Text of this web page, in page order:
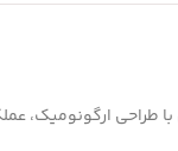
با طراحی ارگونومیک،